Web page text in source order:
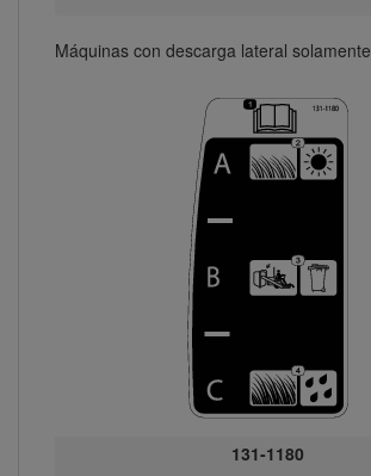
Máquinas con descarga lateral solamente
131-1180